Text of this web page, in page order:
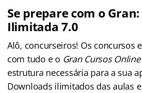
Se prepare com o
Ilimitada 7.0
Alô, concurseiros! Os concursos
com tudo e o Gran Cursos Online
estrutura necessária para a sua
Downloads ilimitados das aulas